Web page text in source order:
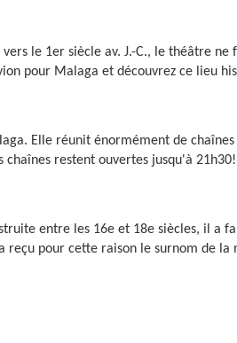
le 1er siècle av. J.-C., le théâtre
pour Malaga et découvrez ce lieu
Elle réunit énormément de
chaînes restent ouvertes jusqu'à 21h30!
entre les 16e et 18e siècles, il a
pour cette raison le surnom de la